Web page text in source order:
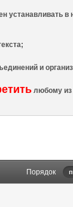
устанавливать
и
любому из
Порядок